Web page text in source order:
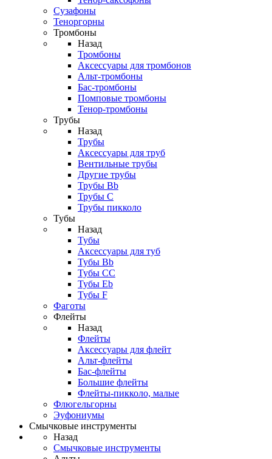
Сузафоны
Теноргорны
Тромбоны
Назад
Тромбоны
Аксессуары для тромбонов
Альт-тромбоны
Бас-тромбоны
Помповые тромбоны
Тенор-тромбоны
Трубы
Назад
Трубы
Аксессуары для труб
Вентильные трубы
Другие трубы
Трубы Bb
Трубы C
Трубы пикколо
Тубы
Назад
Тубы
Аксессуары для туб
Тубы Bb
Тубы CC
Тубы Eb
Тубы F
Фаготы
Флейты
Назад
Флейты
Аксессуары для флейт
Альт-флейты
Бас-флейты
Большие флейты
Флейты-пикколо, малые
Флюгельгорны
Эуфониумы
Смычковые инструменты
Назад
Смычковые инструменты